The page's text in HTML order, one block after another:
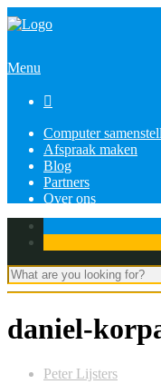
Menu

Computer
Afspraak maken
Blog
Partners
Over ons
daniel-
Peter Lijsters